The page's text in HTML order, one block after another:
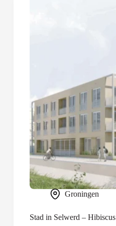
Groningen
Stad in Selwerd – Hibiscus